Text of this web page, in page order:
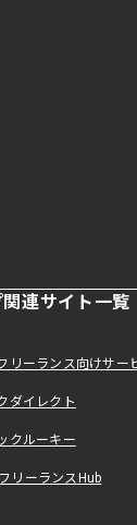
連サイト一覧
リーランス向けサー
ダイレクト
クルーキー
リーランスHub